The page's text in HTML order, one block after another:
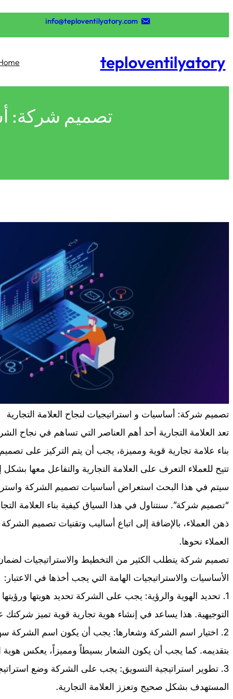
info@teploventilyatory.com
teploventilyatory
تصميم شركة:
تصميم شركة: أساسيات و استراتيجيات لنجاح العلامة التجارية
تعد العلامة التجارية أحد أهم العناصر التي تساهم في نجاح
بناء علامة تجارية قوية ومميزة، يجب أن يتم التركيز على
تتيح للعملاء التعرف على العلامة التجارية والتفاعل معها بشكل
سيتم في هذا البحث استعراض أساسيات تصميم الشركة
“تصميم شركة”. سنتناول في هذا السياق كيفية بناء العلامة
ذهن العملاء، بالإضافة إلى اتباع أساليب وتقنيات تصميم
العملاء نحوها.
تصميم شركة يتطلب الكثير من التخطيط والاستراتيجيات لضمان
الأساسيات والاستراتيجيات الهامة التي يجب أخذها في الاعتبار:
1. تحديد الهوية والرؤية: يجب على الشركة تحديد هويتها
التوجيهية. هذا يساعد في إنشاء هوية تجارية قوية تميز شركتك
2. اختيار اسم الشركة وشعارها: يجب أن يكون اسم الشركة
بتقديمه. كما يجب أن يكون الشعار بسيطاً ومميزاً، يعكس هوية
3. تطوير استراتيجية التسويق: يجب على الشركة وضع
المستهدف بشكل صحيح وتعزز العلامة التجارية.